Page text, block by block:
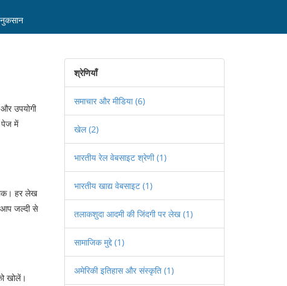
उपयोगी
पेज में
हर लेख
जल्दी से
खोलें।
श्रेणियाँ
समाचार और मीडिया(6)
खेल(2)
भारतीय रेल वेबसाइट श्रेणी(1)
भारतीय खाद्य वेबसाइट (1)
तलाकशुदा आदमी की जिंदगी पर लेख (1)
सामाजिक मुद्दे (1)
अमेरिकी इतिहास और संस्कृति (1)